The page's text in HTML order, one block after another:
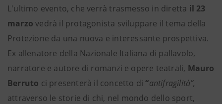
L'ultimo evento, che verrà trasmesso in diretta il 23
marzo vedrà il protagonista sviluppare il tema della
Protezione da una nuova e interessante prospettiva.
Ex allenatore della Nazionale Italiana di pallavolo,
narratore e autore di romanzi e opere teatrali, Mauro
Berruto ci presenterà il concetto di“antifragilità”,
attraverso le storie di chi, nel mondo dello sport,